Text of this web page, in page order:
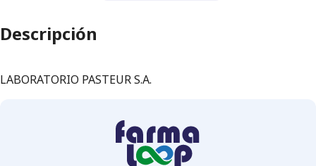
Descripción
LABORATORIO PASTEUR S.A.